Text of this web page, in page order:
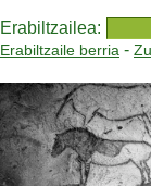
Erabiltzailea:
Erabiltzaile berria -